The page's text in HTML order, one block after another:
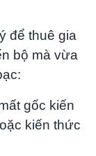
để thuê gia
bộ mà vừa
gốc kiến
kiến thức